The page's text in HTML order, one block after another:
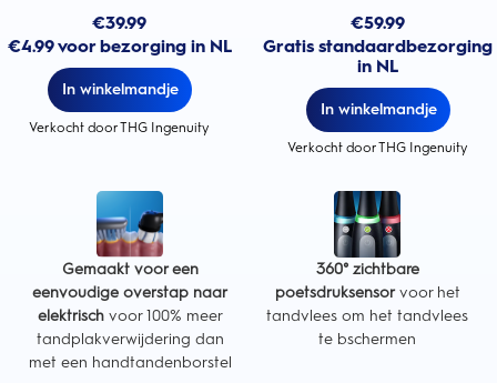
€39.99
€4.99 voor bezorging in NL
In winkelmandje
Verkocht door THG Ingenuity
€59.99
Gratis standaardbezorging
in NL
In winkelmandje
Verkocht door THG Ingenuity
Gemaakt voor een
eenvoudige overstap naar
elektrischvoor 100% meer
tandplakverwijdering dan
met een handtandenborstel
360° zichtbare
poetsdruksensorvoor het
tandvlees om het tandvlees
te bschermen